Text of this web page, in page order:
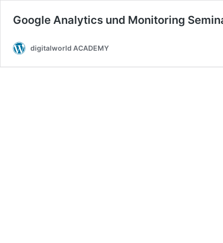
Google Analytics und Monitoring
digitalworld ACADEMY